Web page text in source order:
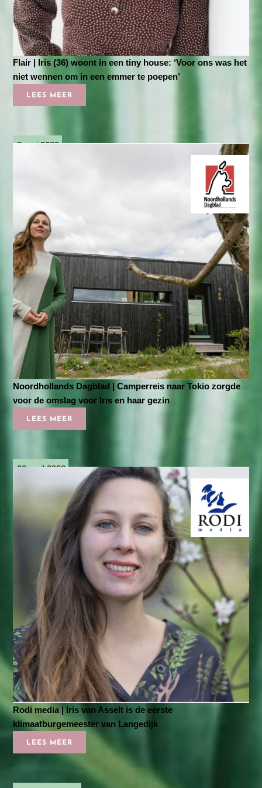
Flair | Iris (36) woont in een tiny house: ‘Voor ons was het
niet wennen om in een emmer te poepen’
LEES MEER
8 mei 2022
Noordhollands Dagblad | Camperreis naar Tokio zorgde
voor de omslag voor Iris en haar gezin
LEES MEER
30 april 2022
Rodi media | Iris van Asselt is de eerste
klimaatburgemeester van Langedijk
LEES MEER